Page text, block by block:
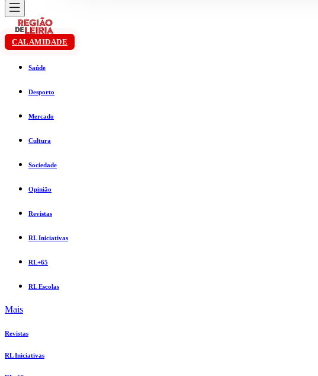
CALAMIDADE
Saúde
Desporto
Mercado
Cultura
Sociedade
Opinião
Revistas
RL Iniciativas
RL+65
RL Escolas
Mais
Revistas
RL Iniciativas